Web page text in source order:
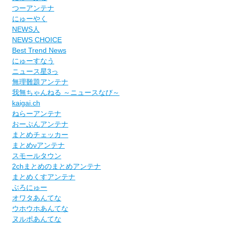
つーアンテナ
にゅーやく
NEWS人
NEWS CHOICE
Best Trend News
にゅーすなう
ニュース星3っ
無理難題アンテナ
我無ちゃんねる ～ニュースなび～
kaigai.ch
ねらーアンテナ
おーぷんアンテナ
まとめチェッカー
まとめνアンテナ
スモールタウン
2chまとめのまとめアンテナ
まとめくすアンテナ
ぶろにゅー
オワタあんてな
ウホウホあんてな
ヌルポあんてな